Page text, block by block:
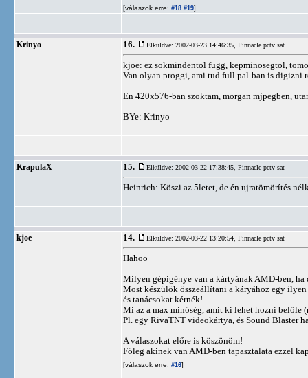
[válaszok erre: #18 #19]
Krinyo 16. Elküldve: 2002-03-23 14:46:35, Pinnacle pctv sat
kjoe: ez sokmindentol fugg, kepminosegtol,
Van olyan proggi, ami tud full pal-ban is digizni
En 420x576-ban szoktam, morgan mjpegben,
BYe: Krinyo
KrapulaX 15. Elküldve: 2002-03-22 17:38:45, Pinnacle pctv sat
Heinrich: Köszi az 5letet, de én ujratömörítés
kjoe 14. Elküldve: 2002-03-22 13:20:54, Pinnacle pctv sat
Hahoo
Milyen gépigénye van a kártyának AMD-ben,
Most készülök összeállítani a káryához egy ilyen
és tanácsokat kérnék!
Mi az a max minőség, amit ki lehet hozni belőle
Pl. egy RivaTNT videokártya, és Sound Blaster
A válaszokat előre is köszönöm!
Főleg akinek van AMD-ben tapasztalata ezzel
[válaszok erre: #16]